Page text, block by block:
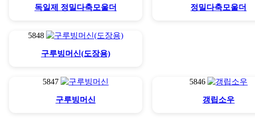
독일제 정밀다축모울더 정밀다축모울더
5848
구루빙머신(도장용)
5847
구루빙머신
5846
갱립소우